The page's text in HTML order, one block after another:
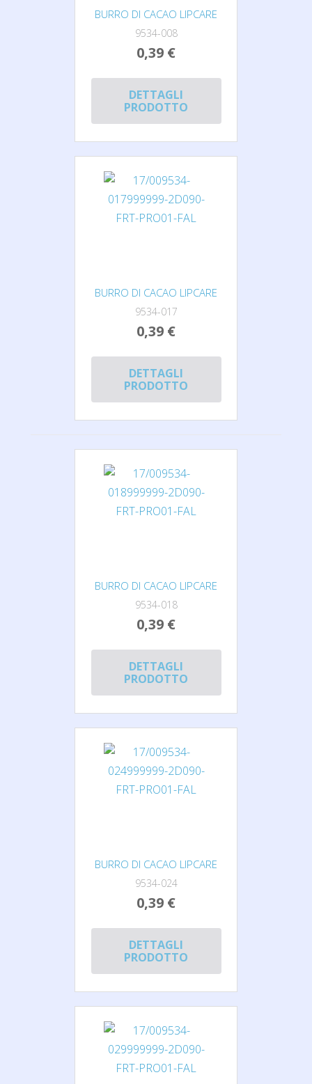
BURRO DI CACAO LIPCARE
9534-008
0,39 €
DETTAGLI
PRODOTTO
BURRO DI CACAO LIPCARE
9534-017
0,39 €
DETTAGLI
PRODOTTO
BURRO DI CACAO LIPCARE
9534-018
0,39 €
DETTAGLI
PRODOTTO
BURRO DI CACAO LIPCARE
9534-024
0,39 €
DETTAGLI
PRODOTTO